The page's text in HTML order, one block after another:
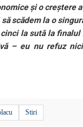
și o creștere
scădem la o
la sută la finalul
– eu nu refuz
Stiri